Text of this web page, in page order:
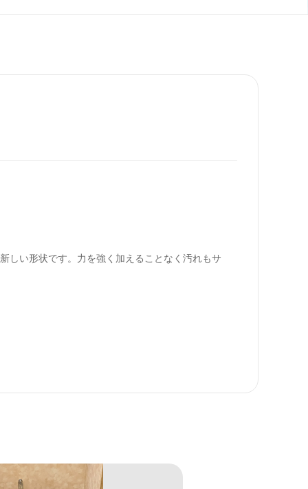
しい形状です。力を強く加えることなく汚れもサ